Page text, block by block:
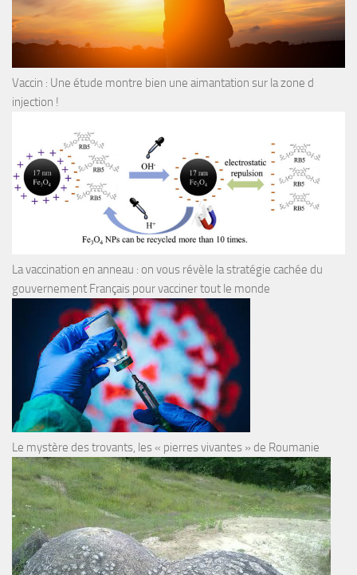
Vaccin : Une étude montre bien une aimantation sur la zone d
injection !
La vaccination en anneau : on vous révèle la stratégie cachée du
gouvernement Français pour vacciner tout le monde
Le mystère des trovants, les « pierres vivantes » de Roumanie